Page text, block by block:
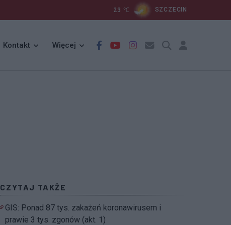
23 ℃ SZCZECIN
Kontakt Więcej
CZYTAJ TAKŻE
GIS: Ponad 87 tys. zakażeń koronawirusem i
prawie 3 tys. zgonów (akt. 1)